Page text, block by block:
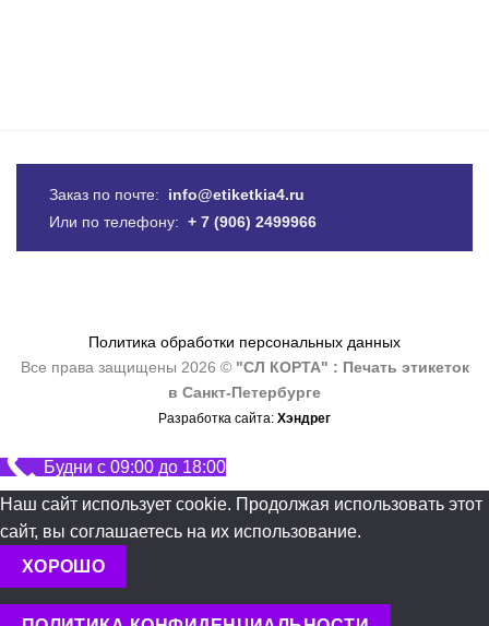
Заказ по почте: info@etiketkia4.ru
Или по телефону: + 7 (906) 2499966
Политика обработки персональных данных
Все права защищены 2026 © "СЛ КОРТА" : Печать этикеток
в Санкт-Петербурге
Разработка сайта: Хэндрег
Будни с 09:00 до 18:00
Наш сайт использует cookie. Продолжая использовать этот
сайт, вы соглашаетесь на их использование.
ХОРОШО